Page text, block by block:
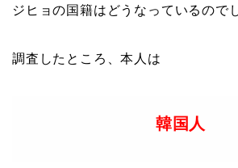
ジヒョの国籍はどうなっているので
調査したところ、本人は
韓国人